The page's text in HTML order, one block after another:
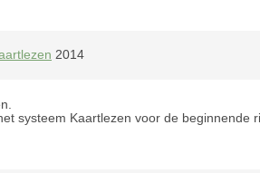
2014
systeem Kaartlezen voor de beginnende